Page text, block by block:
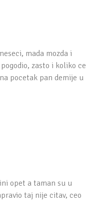
mada mozda i
zasto i koliko ce
pocetak pan demije u
opet a taman su u
taj nije citav, ceo